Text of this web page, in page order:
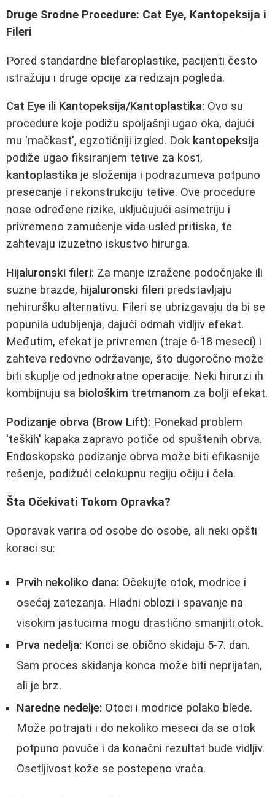
Druge Srodne Procedure: Cat Eye, Kantopeksija i
Fileri
Pored standardne blefaroplastike, pacijenti često
istražuju i druge opcije za redizajn pogleda.
Cat Eye ili Kantopeksija/Kantoplastika: Ovo su
procedure koje podižu spoljašnji ugao oka, dajući
mu 'mačkast', egzotičniji izgled. Dok kantopeksija
podiže ugao fiksiranjem tetive za kost,
kantoplastika je složenija i podrazumeva potpuno
presecanje i rekonstrukciju tetive. Ove procedure
nose određene rizike, uključujući asimetriju i
privremeno zamućenje vida usled pritiska, te
zahtevaju izuzetno iskustvo hirurga.
Hijaluronski fileri: Za manje izražene podočnjake ili
suzne brazde, hijaluronski fileri predstavljaju
nehiruršku alternativu. Fileri se ubrizgavaju da bi se
popunila udubljenja, dajući odmah vidljiv efekat.
Međutim, efekat je privremen (traje 6-18 meseci) i
zahteva redovno održavanje, što dugoročno može
biti skuplje od jednokratne operacije. Neki hirurzi ih
kombijnuju sa biološkim tretmanom za bolji efekat.
Podizanje obrva (Brow Lift): Ponekad problem
'teških' kapaka zapravo potiče od spuštenih obrva.
Endoskopsko podizanje obrva može biti efikasnije
rešenje, podižući celokupnu regiju očiju i čela.
Šta Očekivati Tokom Opravka?
Oporavak varira od osobe do osobe, ali neki opšti
koraci su:
Prvih nekoliko dana: Očekujte otok, modrice i
osećaj zatezanja. Hladni oblozi i spavanje na
visokim jastucima mogu drastično smanjiti otok.
Prva nedelja: Konci se obično skidaju 5-7. dan.
Sam proces skidanja konca može biti neprijatan,
ali je brz.
Naredne nedelje: Otoci i modrice polako blede.
Može potrajati i do nekoliko meseci da se otok
potpuno povuče i da konačni rezultat bude vidljiv.
Osetljivost kože se postepeno vraća.